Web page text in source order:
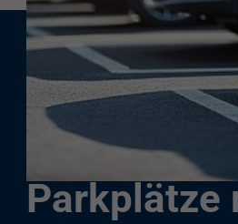
Sie
Ihre
Parkplätze